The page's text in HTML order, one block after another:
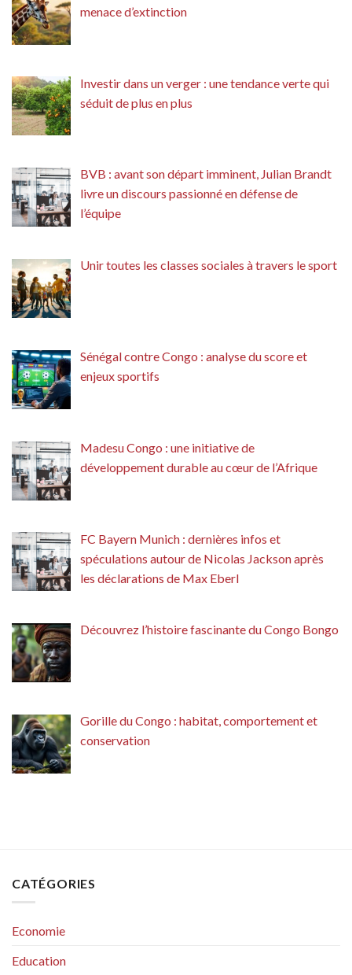
menace d’extinction
Investir dans un verger : une tendance verte qui
séduit de plus en plus
BVB : avant son départ imminent, Julian Brandt
livre un discours passionné en défense de
l’équipe
Unir toutes les classes sociales à travers le sport
Sénégal contre Congo : analyse du score et
enjeux sportifs
Madesu Congo : une initiative de
développement durable au cœur de l’Afrique
FC Bayern Munich : dernières infos et
spéculations autour de Nicolas Jackson après
les déclarations de Max Eberl
Découvrez l’histoire fascinante du Congo Bongo
Gorille du Congo : habitat, comportement et
conservation
CATÉGORIES
Economie
Education